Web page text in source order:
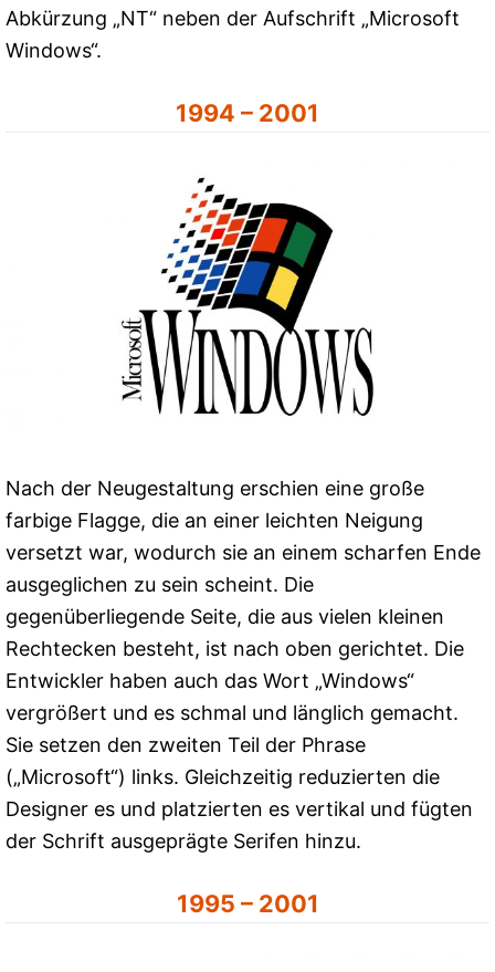
Abkürzung „NT“ neben der Aufschrift „Microsoft
Windows“.
1994 – 2001
Nach der Neugestaltung erschien eine große
farbige Flagge, die an einer leichten Neigung
versetzt war, wodurch sie an einem scharfen Ende
ausgeglichen zu sein scheint. Die
gegenüberliegende Seite, die aus vielen kleinen
Rechtecken besteht, ist nach oben gerichtet. Die
Entwickler haben auch das Wort „Windows“
vergrößert und es schmal und länglich gemacht.
Sie setzen den zweiten Teil der Phrase
(„Microsoft“) links. Gleichzeitig reduzierten die
Designer es und platzierten es vertikal und fügten
der Schrift ausgeprägte Serifen hinzu.
1995 – 2001